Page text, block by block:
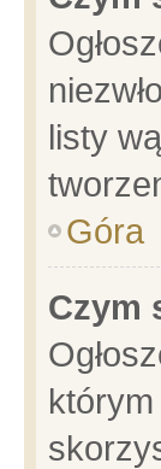
listy
Góra
Czym